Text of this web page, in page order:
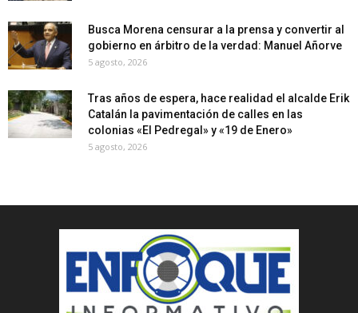
Busca Morena censurar a la prensa y convertir al
gobierno en árbitro de la verdad: Manuel Añorve
5 agosto, 2026
Tras años de espera, hace realidad el alcalde Erik
Catalán la pavimentación de calles en las
colonias «El Pedregal» y «19 de Enero»
5 agosto, 2026